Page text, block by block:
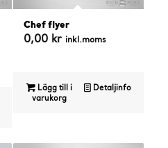
Chef flyer
0,00 kr inkl.moms
Lägg till i
varukorg
Detaljinfo